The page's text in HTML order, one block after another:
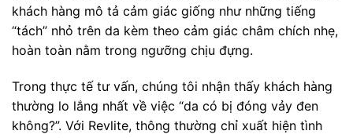
khách hàng mô tả cảm giác giống như những tiếng
“tách” nhỏ trên da kèm theo cảm giác châm chích nhẹ,
hoàn toàn nằm trong ngưỡng chịu đựng.
Trong thực tế tư vấn, chúng tôi nhận thấy khách hàng
thường lo lắng nhất về việc “da có bị đóng vảy đen
không?”. Với Revlite, thông thường chỉ xuất hiện tình